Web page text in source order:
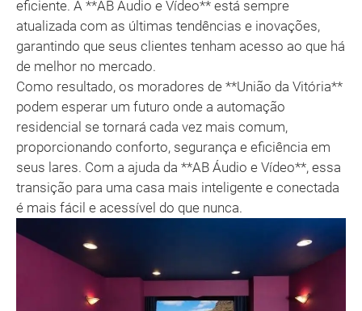
eficiente. A **AB Áudio e Vídeo** está sempre
atualizada com as últimas tendências e inovações,
garantindo que seus clientes tenham acesso ao que há
de melhor no mercado.
Como resultado, os moradores de **União da Vitória**
podem esperar um futuro onde a automação
residencial se tornará cada vez mais comum,
proporcionando conforto, segurança e eficiência em
seus lares. Com a ajuda da **AB Áudio e Vídeo**, essa
transição para uma casa mais inteligente e conectada
é mais fácil e acessível do que nunca.